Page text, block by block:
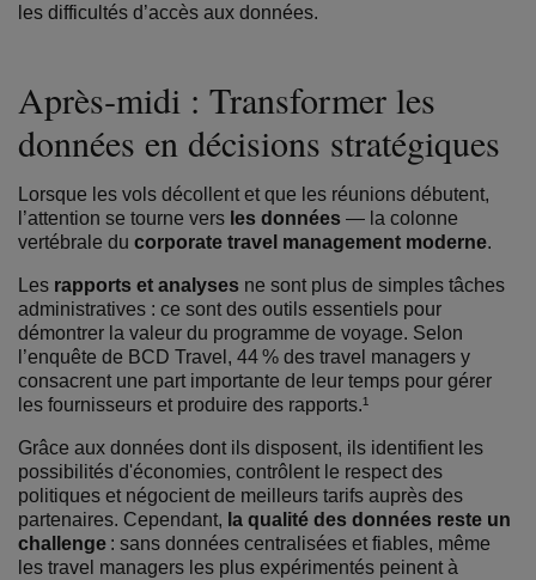
les difficultés d’accès aux données.
Après‑midi : Transformer les
données en décisions stratégiques
Lorsque les vols décollent et que les réunions débutent,
l’attention se tourne vers les données — la colonne
vertébrale du corporate travel management moderne.
Les rapports et analyses ne sont plus de simples tâches
administratives : ce sont des outils essentiels pour
démontrer la valeur du programme de voyage. Selon
l’enquête de BCD Travel, 44 % des travel managers y
consacrent une part importante de leur temps pour gérer
les fournisseurs et produire des rapports.¹
Grâce aux données dont ils disposent, ils identifient les
possibilités d'économies, contrôlent le respect des
politiques et négocient de meilleurs tarifs auprès des
partenaires. Cependant, la qualité des données reste un
challenge : sans données centralisées et fiables, même
les travel managers les plus expérimentés peinent à